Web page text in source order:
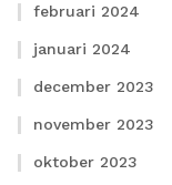
februari 2024
januari 2024
december 2023
november 2023
oktober 2023